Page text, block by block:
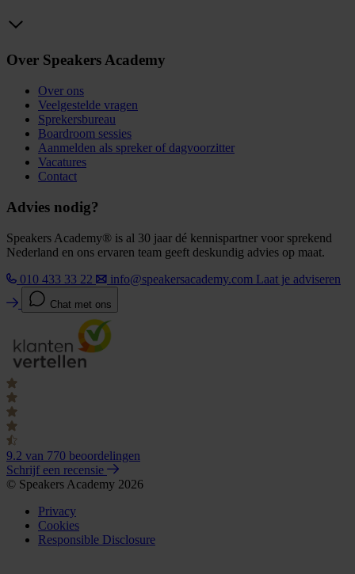
Over Speakers Academy
Over ons
Veelgestelde vragen
Sprekersbureau
Boardroom sessies
Aanmelden als spreker of dagvoorzitter
Vacatures
Contact
Advies nodig?
Speakers Academy® is al 30 jaar dé kennispartner voor sprekend
Nederland en ons ervaren team geeft deskundig advies op maat.
010 433 33 22
info@speakersacademy.com Laat je adviseren
Chat met ons
9.2 van 770 beoordelingen
Schrijf een recensie
© Speakers Academy 2026
Privacy
Cookies
Responsible Disclosure